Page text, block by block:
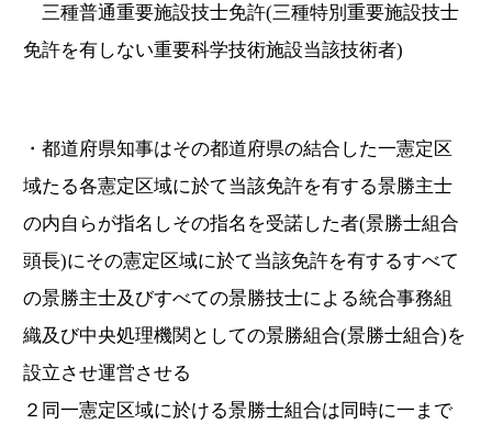
三種普通重要施設技士免許(三種特別重要施設技士
免許を有しない重要科学技術施設当該技術者)
・都道府県知事はその都道府県の結合した一憲定区
域たる各憲定区域に於て当該免許を有する景勝主士
の内自らが指名しその指名を受諾した者(景勝士組合
頭長)にその憲定区域に於て当該免許を有するすべて
の景勝主士及びすべての景勝技士による統合事務組
織及び中央処理機関としての景勝組合(景勝士組合)を
設立させ運営させる
２同一憲定区域に於ける景勝士組合は同時に一まで